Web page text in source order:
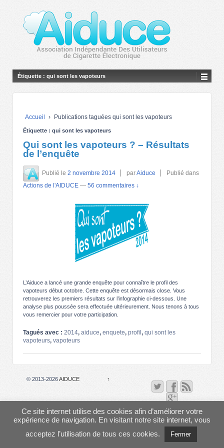
Étiquette : qui sont les vapoteurs
Accueil › Publications taguées qui sont les vapoteurs
Étiquette : qui sont les vapoteurs
Qui sont les vapoteurs ? – Résultats
de l’enquête
Publié le 2 novembre 2014 parAiduce
Publié dans
Actions de l'AIDUCE — 56 commentaires ↓
L’Aiduce a lancé une grande enquête pour connaître le profil des
vapoteurs début octobre. Cette enquête est désormais close. Vous
retrouverez les premiers résultats sur l’infographie ci-dessous. Une
analyse plus poussée sera effectuée ultérieurement. Nous tenons à tous
vous remercier pour votre participation.
Tagués avec : 2014, aiduce, enquete, profil, qui sont les
vapoteurs, vapoteurs
© 2013-2026AIDUCE ↑
Ce site internet utilise des cookies afin d’améliorer votre
expérience de navigation. En visitant notre site internet, vous
acceptez l’utilisation de tous ces cookies.
Fermer